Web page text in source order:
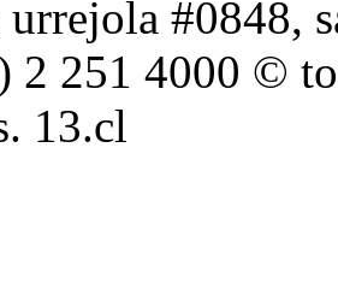
urrejola #0848,
2 251 4000 ©
13.cl